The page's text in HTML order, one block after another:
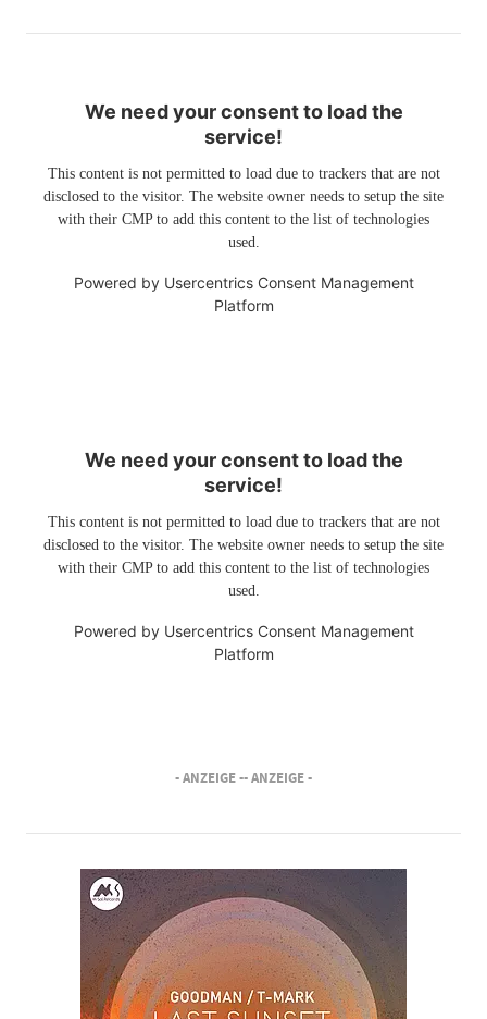
We need your consent to load the
service!
This content is not permitted to load due to trackers that are not
disclosed to the visitor. The website owner needs to setup the site
with their CMP to add this content to the list of technologies
used.
Powered by Usercentrics Consent Management
Platform
We need your consent to load the
service!
This content is not permitted to load due to trackers that are not
disclosed to the visitor. The website owner needs to setup the site
with their CMP to add this content to the list of technologies
used.
Powered by Usercentrics Consent Management
Platform
- ANZEIGE -- ANZEIGE -